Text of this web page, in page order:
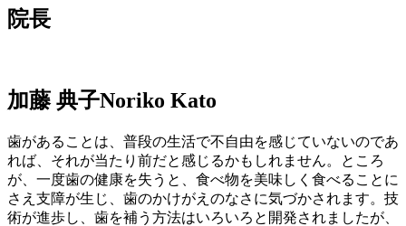
院長
加藤 典子Noriko Kato
歯があることは、普段の生活で不自由を感じていないのであ
れば、それが当たり前だと感じるかもしれません。ところ
が、一度歯の健康を失うと、食べ物を美味しく食べることに
さえ支障が生じ、歯のかけがえのなさに気づかされます。技
術が進歩し、歯を補う方法はいろいろと開発されましたが、